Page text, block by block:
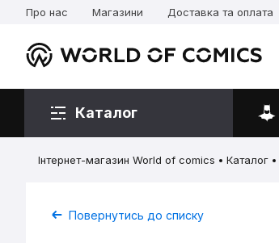
Про нас Магазини Доставка та оплата
Каталог
Інтернет-магазин World of comics Каталог
Повернутись до списку